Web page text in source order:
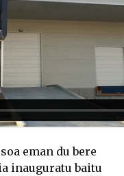
eman du bere
inauguratu baitu